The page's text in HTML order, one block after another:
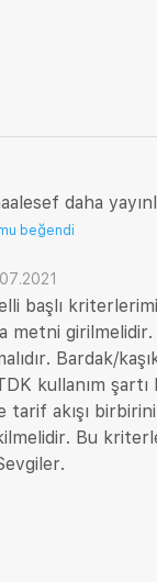
daha
beğendi
başlı
metni
Bardak/
kullanım şartı
tarif akışı
Bu